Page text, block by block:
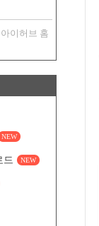
이허브 홈
NEW
드 NEW